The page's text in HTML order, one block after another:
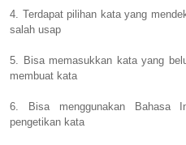
4. Terdapat pilihan kata yang
salah usap
5. Bisa memasukkan kata yang
membuat kata
6. Bisa menggunakan Bahasa
pengetikan kata